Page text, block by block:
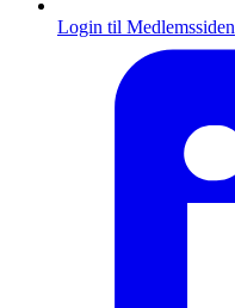
Login til Medlemssiden